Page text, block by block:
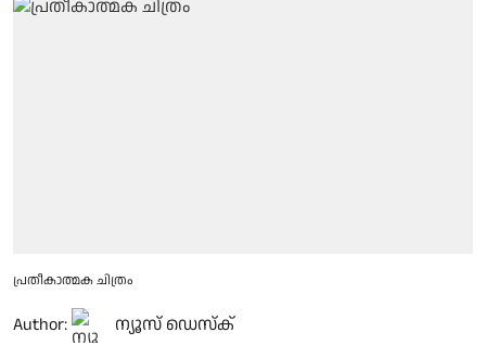
പ്രതീകാത്മക ചിത്രം
Author: ന്യൂസ് ഡെസ്ക്